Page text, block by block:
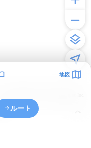
地図
ルート